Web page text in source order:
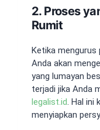
2. Proses
Rumit
Ketika mengurus
Anda akan
yang lumayan
terjadi jika Anda
legalist.id. Hal ini
menyiapkan